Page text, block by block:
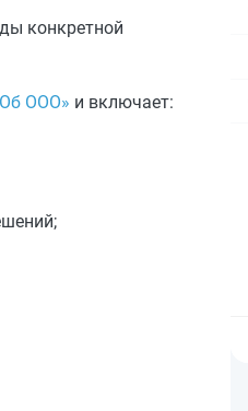
конкретной
ООО» и включает: